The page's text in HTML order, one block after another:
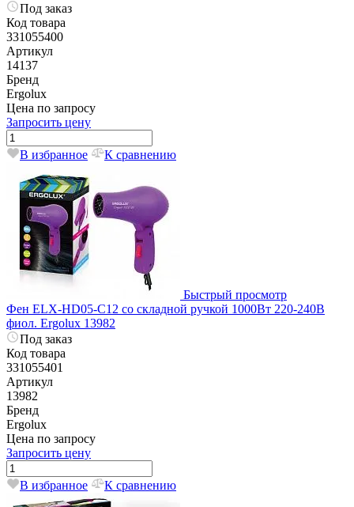
Под заказ
Код товара
331055400
Артикул
14137
Бренд
Ergolux
Цена по запросу
Запросить цену
В избранное К сравнению
Быстрый просмотр
Фен ELX-HD05-С12 со складной ручкой 1000Вт 220-240В
фиол. Ergolux 13982
Под заказ
Код товара
331055401
Артикул
13982
Бренд
Ergolux
Цена по запросу
Запросить цену
В избранное К сравнению